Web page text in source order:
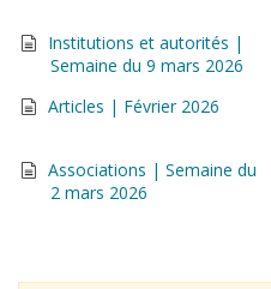
Institutions et autorités |
Semaine du 9 mars 2026
Articles | Février 2026
Associations | Semaine du
2 mars 2026